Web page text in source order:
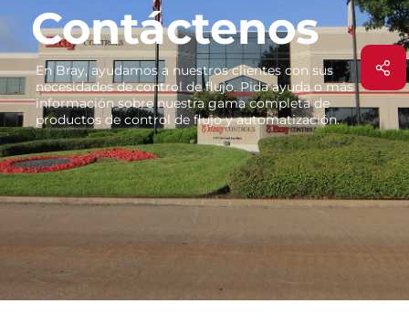
Contáctenos
En Bray, ayudamos a nuestros clientes con sus
necesidades de control de flujo. Pida ayuda o más
información sobre nuestra gama completa de
productos de control de flujo y automatización.